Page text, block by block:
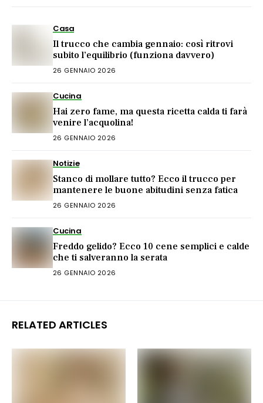
Casa
Il trucco che cambia gennaio: così ritrovi
subito l’equilibrio (funziona davvero)
26 GENNAIO 2026
Cucina
Hai zero fame, ma questa ricetta calda ti farà
venire l’acquolina!
26 GENNAIO 2026
Notizie
Stanco di mollare tutto? Ecco il trucco per
mantenere le buone abitudini senza fatica
26 GENNAIO 2026
Cucina
Freddo gelido? Ecco 10 cene semplici e calde
che ti salveranno la serata
26 GENNAIO 2026
RELATED ARTICLES